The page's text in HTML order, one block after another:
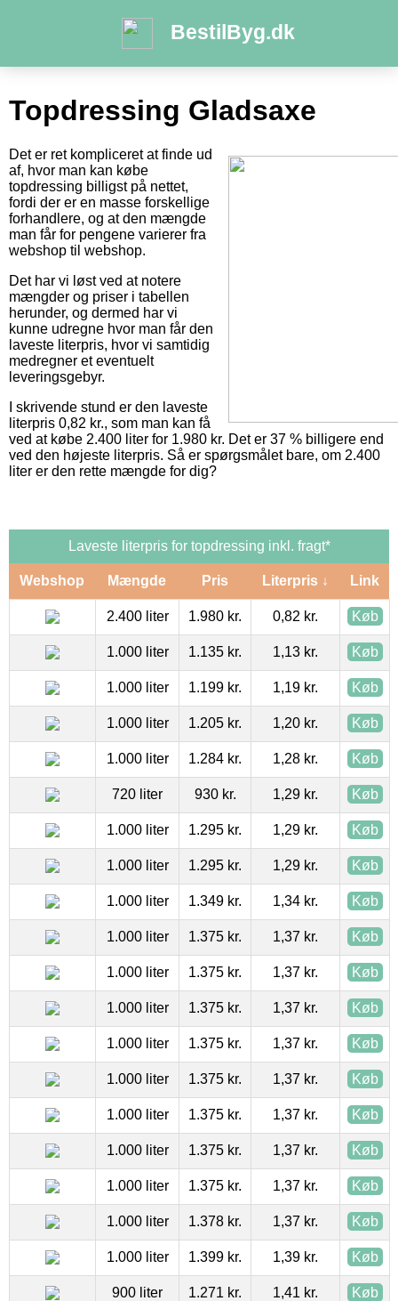
BestilByg.dk
Topdressing Gladsaxe
Det er ret kompliceret at finde ud
af, hvor man kan købe
topdressing billigst på nettet,
fordi der er en masse forskellige
forhandlere, og at den mængde
man får for pengene varierer fra
webshop til webshop.
Det har vi løst ved at notere
mængder og priser i tabellen
herunder, og dermed har vi
kunne udregne hvor man får den
laveste literpris, hvor vi samtidig
medregner et eventuelt
leveringsgebyr.
I skrivende stund er den laveste
literpris 0,82 kr., som man kan få
ved at købe 2.400 liter for 1.980 kr. Det er 37 % billigere end
ved den højeste literpris. Så er spørgsmålet bare, om 2.400
liter er den rette mængde for dig?
Laveste literpris for topdressing inkl. fragt*
Webshop Mængde Pris Literpris ↓ Link
2.400 liter 1.980 kr. 0,82 kr. Køb
1.000 liter 1.135 kr. 1,13 kr. Køb
1.000 liter 1.199 kr. 1,19 kr. Køb
1.000 liter 1.205 kr. 1,20 kr. Køb
1.000 liter 1.284 kr. 1,28 kr. Køb
720 liter 930 kr. 1,29 kr. Køb
1.000 liter 1.295 kr. 1,29 kr. Køb
1.000 liter 1.295 kr. 1,29 kr. Køb
1.000 liter 1.349 kr. 1,34 kr. Køb
1.000 liter 1.375 kr. 1,37 kr. Køb
1.000 liter 1.375 kr. 1,37 kr. Køb
1.000 liter 1.375 kr. 1,37 kr. Køb
1.000 liter 1.375 kr. 1,37 kr. Køb
1.000 liter 1.375 kr. 1,37 kr. Køb
1.000 liter 1.375 kr. 1,37 kr. Køb
1.000 liter 1.375 kr. 1,37 kr. Køb
1.000 liter 1.375 kr. 1,37 kr. Køb
1.000 liter 1.378 kr. 1,37 kr. Køb
1.000 liter 1.399 kr. 1,39 kr. Køb
900 liter 1.271 kr. 1,41 kr. Køb